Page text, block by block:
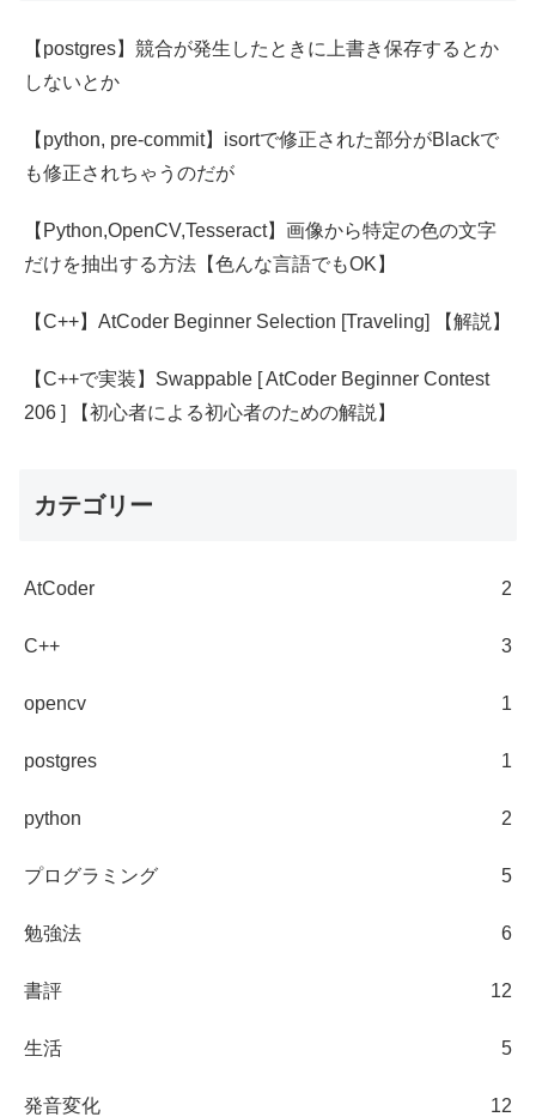
【postgres】競合が発生したときに上書き保存するとか
しないとか
【python, pre-commit】isortで修正された部分がBlackで
も修正されちゃうのだが
【Python,OpenCV,Tesseract】画像から特定の色の文字
だけを抽出する方法【色んな言語でもOK】
【C++】AtCoder Beginner Selection [Traveling] 【解説】
【C++で実装】Swappable [ AtCoder Beginner Contest
206 ] 【初心者による初心者のための解説】
カテゴリー
AtCoder 2
C++ 3
opencv 1
postgres 1
python 2
プログラミング 5
勉強法 6
書評 12
生活 5
発音変化 12